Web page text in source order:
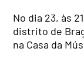
No dia 23, às
distrito de
na Casa da